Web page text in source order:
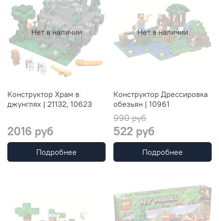
Нет в наличии
Конструктор Храм в
джунглях | 21132, 10623
2016 руб
Подробнее
Нет в наличии
Конструктор Дрессировка
обезьян | 10961
990 руб
522 руб
Подробнее